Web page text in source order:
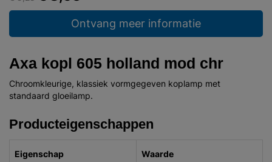
Ontvang meer informatie
Axa kopl 605 holland mod chr
Chroomkleurige, klassiek vormgegeven koplamp met
standaard gloeilamp.
Producteigenschappen
Eigenschap Waarde